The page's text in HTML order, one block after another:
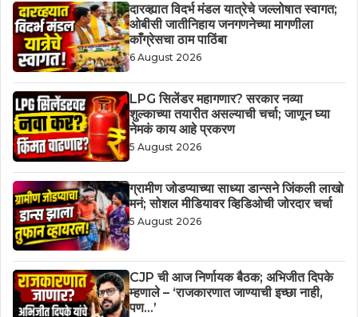
दारव्ह्यात विदर्भ मंडल यात्रेचे जल्लोषात स्वागत;
ओबीसी जातीनिहाय जनगणनेच्या मागणीला
काँग्रेसचा ठाम पाठिंबा
6 August 2026
LPG सिलेंडर महागणार? सरकार नव्या
शुल्काच्या तयारीत असल्याची चर्चा; जाणून घ्या
नेमकं काय आहे प्रकरण
5 August 2026
ग्रामीण जोडप्याच्या साध्या डान्सने जिंकली लाखो
मनं; सोशल मीडियावर व्हिडिओची जोरदार चर्चा
5 August 2026
CJP ची आज निर्णायक बैठक; अभिजीत दिपके
म्हणाले – ‘राजकारणात जाण्याची इच्छा नाही,
पण…’